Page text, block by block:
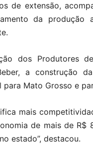
de extensão,
da produção
dos Produtores
a construção
Mato Grosso e
mais
de mais de
estado”, destacou.